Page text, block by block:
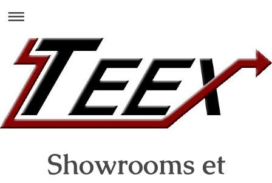
Showrooms et